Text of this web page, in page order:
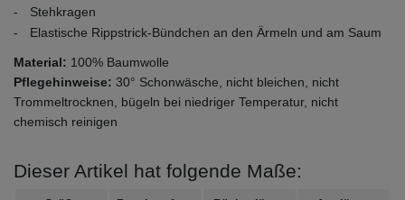
Stehkragen
Elastische Rippstrick-Bündchen an den Ärmeln und am Saum
Material: 100% Baumwolle
Pflegehinweise: 30° Schonwäsche, nicht bleichen, nicht
Trommeltrocknen, bügeln bei niedriger Temperatur, nicht
chemisch reinigen
Dieser Artikel hat folgende Maße: